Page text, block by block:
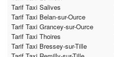
Tarif Taxi Salives
Tarif Taxi Belan-sur-Ource
Tarif Taxi Grancey-sur-Ource
Tarif Taxi Thoires
Tarif Taxi Bressey-sur-Tille